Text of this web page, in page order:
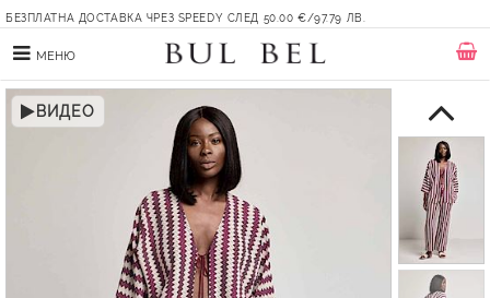
БЕЗПЛАТНА ДОСТАВКА ЧРЕЗ SPEEDY СЛЕД 50.00 €/97.79 ЛВ.
МЕНЮ
ВИДЕО